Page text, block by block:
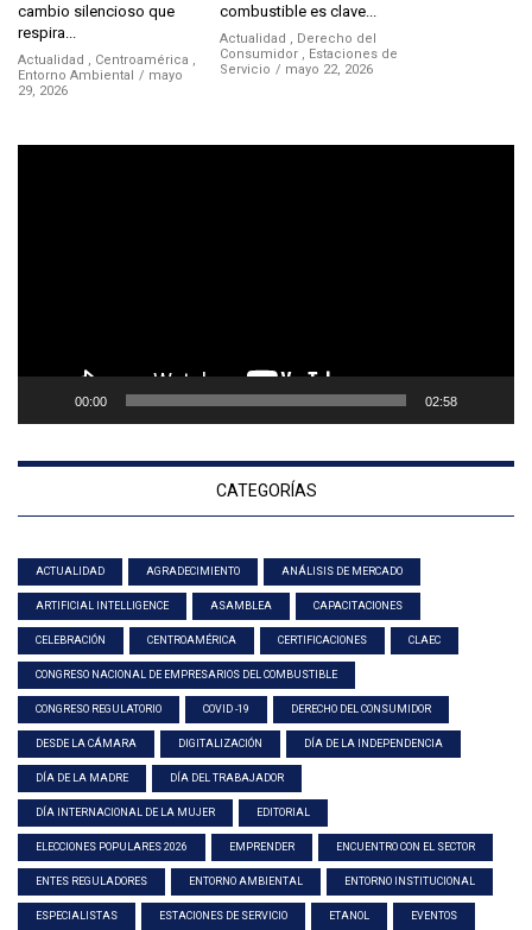
cambio silencioso que
respira...
Actualidad , Centroamérica ,
Entorno Ambiental
mayo
29, 2026
combustible es clave...
Actualidad , Derecho del
Consumidor , Estaciones de
Servicio
mayo 22, 2026
00:00 02:58
CATEGORÍAS
ACTUALIDAD AGRADECIMIENTO ANÁLISIS DE MERCADO
ARTIFICIAL INTELLIGENCE ASAMBLEA CAPACITACIONES
CELEBRACIÓN CENTROAMÉRICA CERTIFICACIONES CLAEC
CONGRESO NACIONAL DE EMPRESARIOS DEL COMBUSTIBLE
CONGRESO REGULATORIO COVID -19 DERECHO DEL CONSUMIDOR
DESDE LA CÁMARA DIGITALIZACIÓN DÍA DE LA INDEPENDENCIA
DÍA DE LA MADRE DÍA DEL TRABAJADOR
DÍA INTERNACIONAL DE LA MUJER EDITORIAL
ELECCIONES POPULARES 2026 EMPRENDER ENCUENTRO CON EL SECTOR
ENTES REGULADORES ENTORNO AMBIENTAL ENTORNO INSTITUCIONAL
ESPECIALISTAS ESTACIONES DE SERVICIO ETANOL EVENTOS